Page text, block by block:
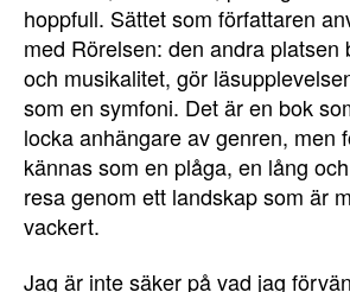
hoppfull. Sättet som författaren
med Rörelsen: den andra platsen
och musikalitet, gör
som en symfoni. Det är en bok
locka anhängare av genren, men
kännas som en plåga, en lång
resa genom ett landskap som är
vackert.
Jag är inte säker på vad jag